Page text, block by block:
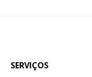
SERVIÇOS